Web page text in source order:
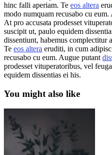
hinc falli aperiam. Te eos altera
modo numquam recusabo cu
At pro accusata prodesset
suscipit ut, paulo equidem
dissentiunt, habemus complectitur
Te eos altera eruditi, in cum
recusabo cu eum. Augue putant
prodesset vituperatoribus, vel
equidem dissentias ei his.
You might also like